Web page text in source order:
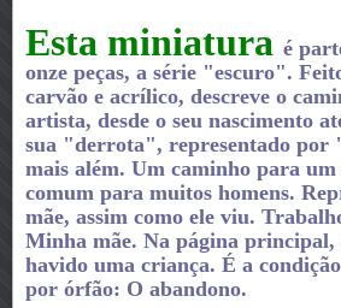
Esta miniatura é
onze peças, a série "escuro".
carvão e acrílico, descreve o
artista, desde o seu nascimento
sua "derrota", representado
mais além. Um caminho para
comum para muitos homens.
mãe, assim como ele viu.
Minha mãe. Na página principal,
havido uma criança. É a
por órfão: O abandono.